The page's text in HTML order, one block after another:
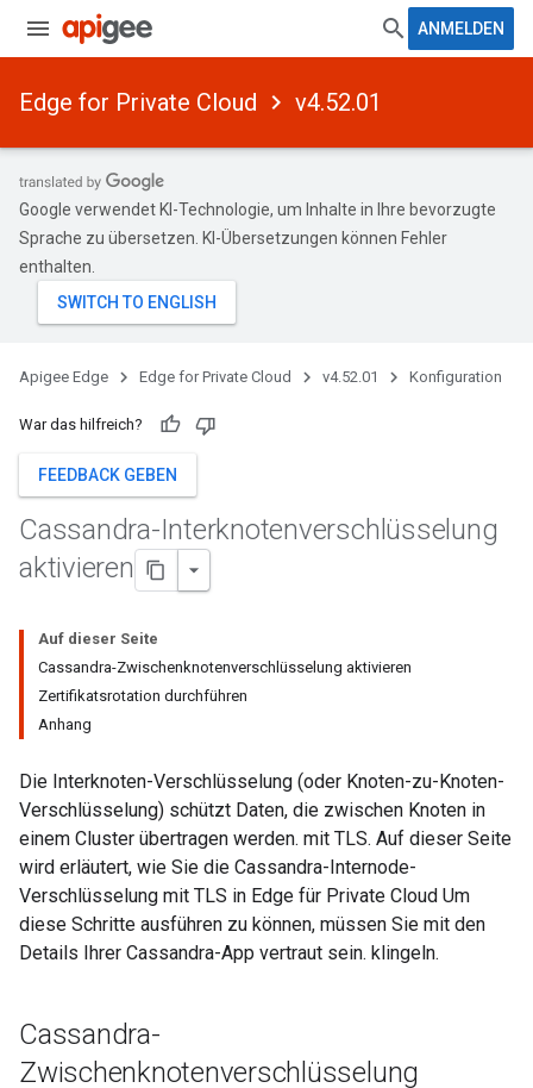
ANMELDEN
Edge for Private Cloud v4.52.01
Google verwendet KI-Technologie, um Inhalte in Ihre bevorzugte
Sprache zu übersetzen. KI-Übersetzungen können Fehler
enthalten.
Apigee Edge Edge for Private Cloud v4.52.01 Konfiguration
War das hilfreich?
FEEDBACK GEBEN
Cassandra-Interknotenverschlüsselung
aktivieren
Auf dieser Seite
Cassandra-Zwischenknotenverschlüsselung aktivieren
Zertifikatsrotation durchführen
Anhang
Die Interknoten-Verschlüsselung (oder Knoten-zu-Knoten-
Verschlüsselung) schützt Daten, die zwischen Knoten in
einem Cluster übertragen werden. mit TLS. Auf dieser Seite
wird erläutert, wie Sie die Cassandra-Internode-
Verschlüsselung mit TLS in Edge für Private Cloud Um
diese Schritte ausführen zu können, müssen Sie mit den
Details Ihrer Cassandra-App vertraut sein. klingeln.
Cassandra-
Zwischenknotenverschlüsselung